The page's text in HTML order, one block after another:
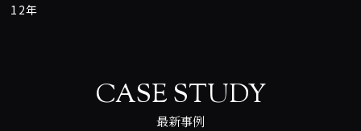
12年
CASE STUDY
最新事例